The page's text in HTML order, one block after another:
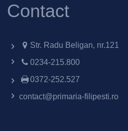
Contact
Str. Radu Beligan, nr.121
0234-215.800
0372-252.527
contact@primaria-filipesti.ro